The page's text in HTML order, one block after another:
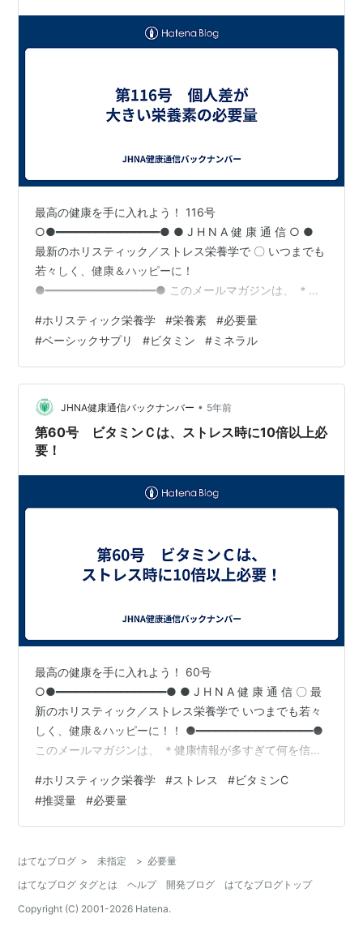
最高の健康を手に入れよう！ 116号
○●━━━━━━━━━━━━━━━━● ● J H N A 健 康 通 信 ○ ●
最新のホリスティック／ストレス栄養学で 〇 いつまでも
若々しく、健康＆ハッピーに！
●━━━━━━━━━━━━━━━━━● このメールマガジンは、 ＊健
体のどこも悪くない、健康のはずなのに 体調がすぐれな
い。 ＊実年齢より、10歳若がえりたい！ ＊とにかく、健
康レベルをアップさせたい！ そんな、あなたのためにお
届けします。 先月受けた区の健康診断の結果を聞きにい
った、 ホリスティック栄養学修士＆ 酵素栄養学スペシャ
リスト…
#ホリスティック栄養学 #栄養素 #必要量
#ベーシックサプリ #ビタミン #ミネラル
JHNA健康通信バックナンバー • 5年前
第60号 ビタミンＣは、ストレス時に10倍以上必
要！
最高の健康を手に入れよう！ 60号
○●━━━━━━━━━━━━━━━━━● ● J H N A 健 康 通 信 〇 最
新のホリスティック／ストレス栄養学で いつまでも若々
しく、健康＆ハッピーに！！ ●━━━━━━━━━━━━━━━━━━●
このメールマガジンは、 ＊健康情報が多すぎて何を信じ
のはずなのに 体調がすぐれない。 ＊実年齢より、10歳若
がえりたい！ ＊とにかく、健康レベルをアップさせた
い！ そんな、あなたのためにお届けします。 あ～ぁ。ま
修士＆ 酵素栄養学スペシャリスト ナタ…
#ホリスティック栄養学 #ストレス #ビタミンC
#推奨量 #必要量
はてなブログ > 未指定 > 必要量
はてなブログ タグとは
ヘルプ 開発ブログ
はてなブログトップ
Copyright (C) 2001-2026 Hatena.